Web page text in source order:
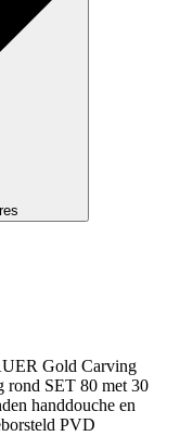
Gold Carving
rond SET 80 met 30
handdouche en
PVD